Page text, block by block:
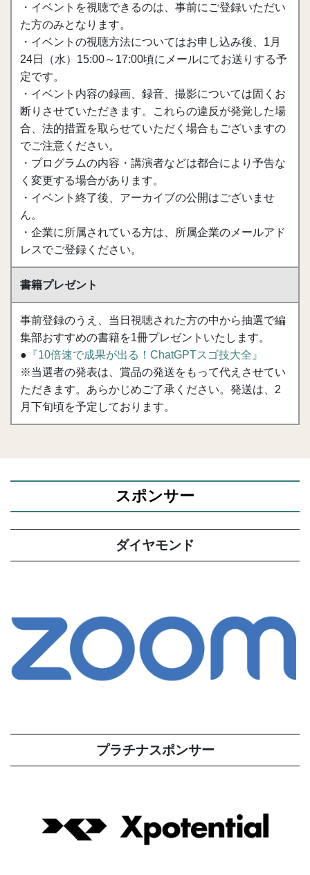
・イベントを視聴できるのは、事前にご登録いただい
た方のみとなります。
・イベントの視聴方法についてはお申し込み後、1月
24日（水）15:00～17:00頃にメールにてお送りする予
定です。
・イベント内容の録画、録音、撮影については固くお
断りさせていただきます。これらの違反が発覚した場
合、法的措置を取らせていただく場合もございますの
でご注意ください。
・プログラムの内容・講演者などは都合により予告な
く変更する場合があります。
・イベント終了後、アーカイブの公開はございませ
ん。
・企業に所属されている方は、所属企業のメールアド
レスでご登録ください。
書籍プレゼント
事前登録のうえ、当日視聴された方の中から抽選で編
集部おすすめの書籍を1冊プレゼントいたします。
● 『10倍速で成果が出る！ChatGPTスゴ技大全』
※当選者の発表は、賞品の発送をもって代えさせてい
ただきます。あらかじめご了承ください。発送は、2
月下旬頃を予定しております。
スポンサー
ダイヤモンド
プラチナスポンサー